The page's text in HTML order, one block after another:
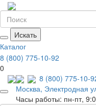
Искать
Каталог
8 (800) 775-10-92
0
8 (800) 775-10-
Москва, Электродная
Часы работы: пн-пт,